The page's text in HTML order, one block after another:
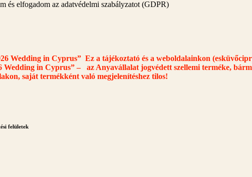
és elfogadom az adatvédelmi szabályzatot (GDPR)
Wedding in Cyprus” Ez a tájékoztató és a weboldalainkon
Wedding in Cyprus” –
az Anyavállalat jogvédett szellemi terméke,
saját termékként való megjelenítéshez tilos!
felületek